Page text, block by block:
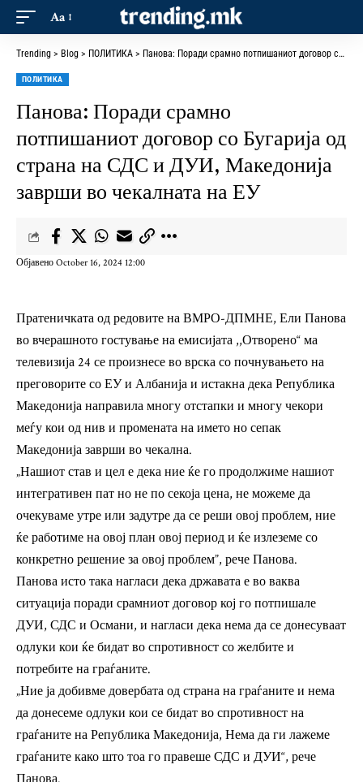
Aa
Trending > Blog > ПОЛИТИКА > Панова: Поради срамно потпишаниот договор со Бугарија од страна на СДС и ДУИ, Македонија заврши во чекалната на ЕУ
ПОЛИТИКА
Панова: Поради срамно
потпишаниот договор со Бугарија од
страна на СДС и ДУИ, Македонија
заврши во чекалната на ЕУ
Објавено October 16, 2024 12:00
Пратеничката од редовите на ВМРО-ДПМНЕ, Ели Панова
во вчерашното гостување на емисијата ,,Отворено“ ма
телевизија 24 се произнесе во врска со почнувањето на
преговорите со ЕУ и Албанија и истакна дека Република
Македонија направила многу отстапки и многу чекори
меѓу кои од нив и промената на името но сепак
Македонија заврши во чекална.
„Нашиот став и цел е дека ние ќе го продолжиме нашиот
интегративен пат но не по секоја цена, не можеме да
очекуваме утре или задутре да се реши овој проблем, ние
ќе работиме на овој план овој период и ќе излеземе со
конкретно решение за овој проблем”, рече Панова.
Панова исто така нагласи дека државата е во ваква
ситуација поради срамниот договор кој го потпишале
ДУИ, СДС и Османи, и нагласи дека нема да се донесуваат
одлуки кои ќе бидат во спротивност со желбите и
потребите на граѓаните.
„Ние ја добивме довербата од страна на граѓаните и нема
да донесеме одлуки кои се бидат во спротивност на
граѓаните на Република Македонија, Нема да ги лажеме
граѓаните како што тоа го правеше СДС и ДУИ“, рече